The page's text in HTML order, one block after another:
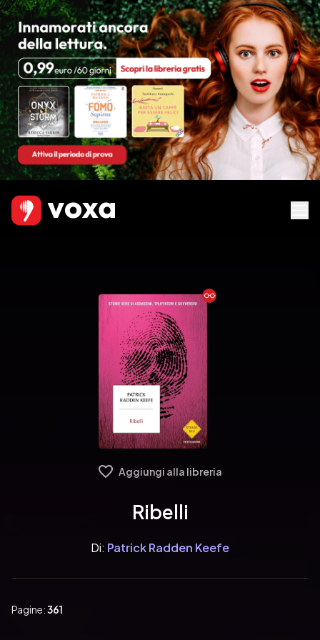
Ebook
Aggiungi alla libreria
Ribelli
Di: Patrick Radden Keefe
Pagine:361